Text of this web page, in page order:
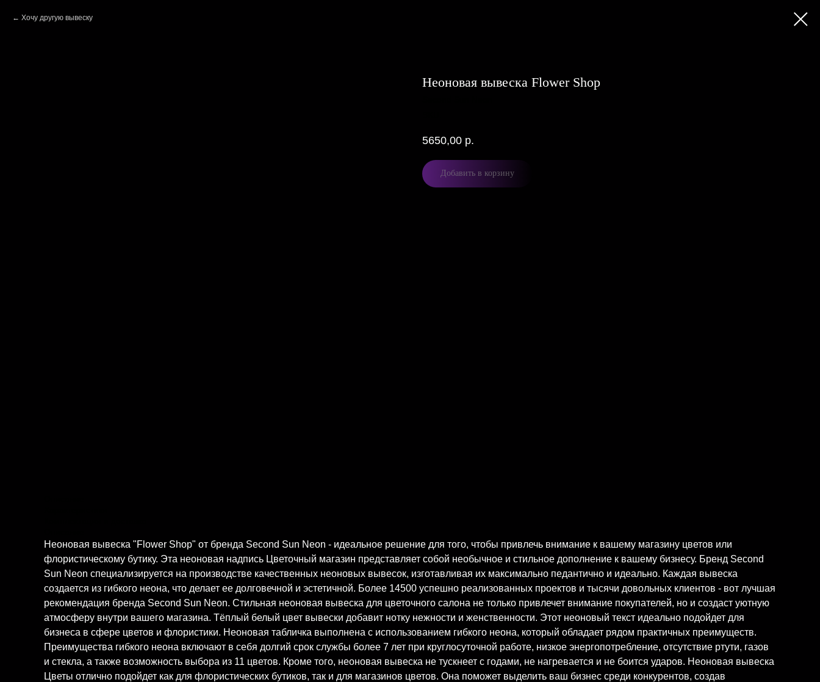
Хочу другую вывеску
Неоновая вывеска Flower Shop
5650,00 р.
Добавить в корзину
Неоновая вывеска "Flower Shop" от бренда Second Sun Neon - идеальное решение для того, чтобы привлечь внимание к вашему магазину цветов или
флористическому бутику. Эта неоновая надпись Цветочный магазин представляет собой необычное и стильное дополнение к вашему бизнесу. Бренд Second
Sun Neon специализируется на производстве качественных неоновых вывесок, изготавливая их максимально педантично и идеально. Каждая вывеска
создается из гибкого неона, что делает ее долговечной и эстетичной. Более 14500 успешно реализованных проектов и тысячи довольных клиентов - вот лучшая
рекомендация бренда Second Sun Neon. Стильная неоновая вывеска для цветочного салона не только привлечет внимание покупателей, но и создаст уютную
атмосферу внутри вашего магазина. Тёплый белый цвет вывески добавит нотку нежности и женственности. Этот неоновый текст идеально подойдет для
бизнеса в сфере цветов и флористики. Неоновая табличка выполнена с использованием гибкого неона, который обладает рядом практичных преимуществ.
Преимущества гибкого неона включают в себя долгий срок службы более 7 лет при круглосуточной работе, низкое энергопотребление, отсутствие ртути, газов
и стекла, а также возможность выбора из 11 цветов. Кроме того, неоновая вывеска не тускнеет с годами, не нагревается и не боится ударов. Неоновая вывеска
Цветы отлично подойдет как для флористических бутиков, так и для магазинов цветов. Она поможет выделить ваш бизнес среди конкурентов, создав